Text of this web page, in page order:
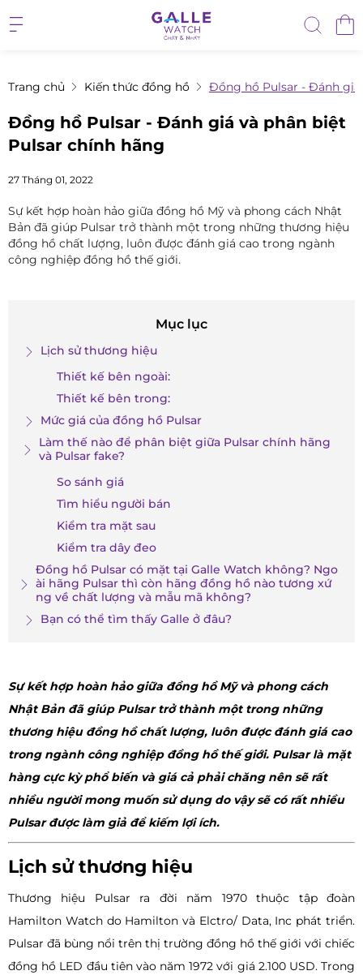
Trang chủ Kiến thức đồng hồ Đồng hồ Pulsar - Đánh
Đồng hồ Pulsar - Đánh giá và phân biệt
Pulsar chính hãng
27 Tháng 01, 2022
Sự kết hợp hoàn hảo giữa đồng hồ Mỹ và phong cách Nhật
Bản đã giúp Pulsar trở thành một trong những thương hiệu
đồng hồ chất lượng, luôn được đánh giá cao trong ngành
công nghiệp đồng hồ thế giới.
Mục lục
Lịch sử thương hiệu
Thiết kế bên ngoài:
Thiết kế bên trong:
Mức giá của đồng hồ Pulsar
Làm thế nào để phân biệt giữa Pulsar chính hãng
và Pulsar fake?
So sánh giá
Tìm hiểu người bán
Kiểm tra mặt sau
Kiểm tra dây đeo
Đồng hồ Pulsar có mặt tại Galle Watch không? Ngo
ài hãng Pulsar thì còn hãng đồng hồ nào tương xứ
ng về chất lượng và mẫu mã không?
Bạn có thể tìm thấy Galle ở đâu?
Sự kết hợp hoàn hảo giữa đồng hồ Mỹ và phong cách
Nhật Bản đã giúp Pulsar trở thành một trong những
thương hiệu đồng hồ chất lượng, luôn được đánh giá cao
trong ngành công nghiệp đồng hồ thế giới. Pulsar là mặt
hàng cực kỳ phổ biến và giá cả phải chăng nên sẽ rất
nhiều người mong muốn sử dụng do vậy sẽ có rất nhiều
Pulsar được làm giả để kiếm lợi ích.
Lịch sử thương hiệu
Thương hiệu Pulsar ra đời năm 1970 thuộc tập đoàn
Hamilton Watch do Hamilton và Elctro/ Data, Inc phát triển.
Pulsar đã bùng nổi trên thị trường đồng hồ thế giới với chiếc
đồng hồ LED đầu tiên vào năm 1972 với giá 2.100 USD. Trong